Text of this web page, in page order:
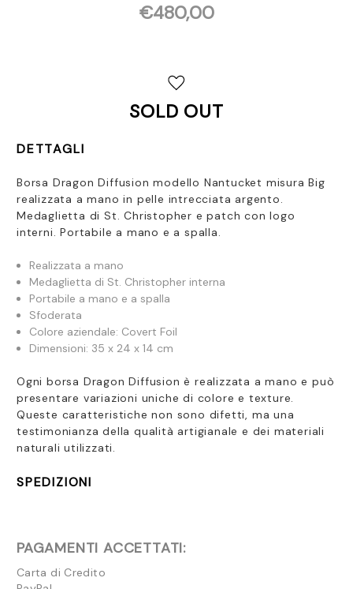
€480,00
SOLD OUT
DETTAGLI
Borsa Dragon Diffusion modello Nantucket misura Big
realizzata a mano in pelle intrecciata argento.
Medaglietta di St. Christopher e patch con logo
interni. Portabile a mano e a spalla.
Realizzata a mano
Medaglietta di St. Christopher interna
Portabile a mano e a spalla
Sfoderata
Colore aziendale: Covert Foil
Dimensioni: 35 x 24 x 14 cm
Ogni borsa Dragon Diffusion è realizzata a mano e può
presentare variazioni uniche di colore e texture.
Queste caratteristiche non sono difetti, ma una
testimonianza della qualità artigianale e dei materiali
naturali utilizzati.
SPEDIZIONI
PAGAMENTI ACCETTATI:
Carta di Credito